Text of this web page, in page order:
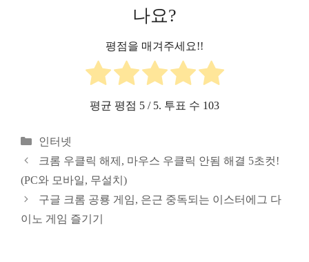
나요?
평점을 매겨주세요!!
평균 평점 5 / 5. 투표 수 103
카
테
리
인터넷
크롬 우클릭 해제, 마우스 우클릭 안됨 해결 5초컷!
(PC와 모바일, 무설치)
구글 크롬 공룡 게임, 은근 중독되는 이스터에그 다
이노 게임 즐기기